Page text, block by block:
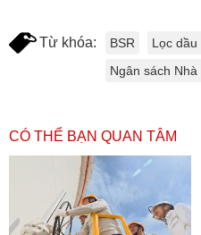
Từ khóa: BSR Lọc dầu
Ngân sách
CÓ THỂ BẠN QUAN TÂM